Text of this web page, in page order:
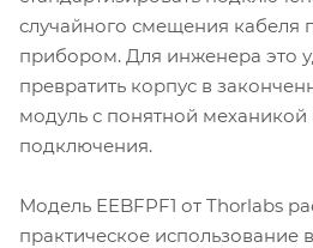
случайного смещения кабеля
прибором. Для инженера это
превратить корпус в
модуль с понятной механикой
подключения.
Модель EEBFPF1 от Thorlabs
практическое использование